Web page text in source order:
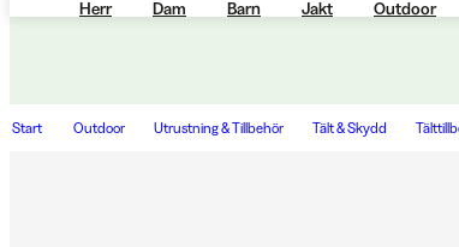
Herr Dam Barn Jakt Outdoor
Start Outdoor Utrustning & Tillbehör Tält & Skydd